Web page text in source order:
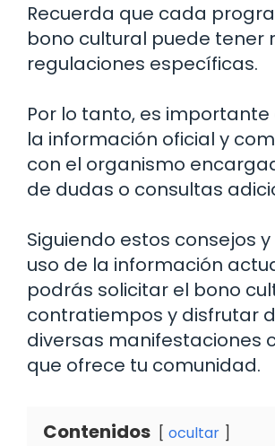
Recuerda que cada
bono cultural puede tener
regulaciones específicas.
Por lo tanto, es
la información oficial y
con el organismo
de dudas o consultas
Siguiendo estos consejos
uso de la información
podrás solicitar el bono
contratiempos y disfrutar
diversas manifestaciones
que ofrece tu comunidad.
Contenidos ocultar